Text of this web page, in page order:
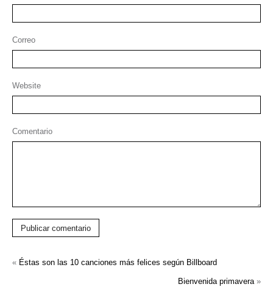
Correo
Website
Comentario
Publicar comentario
« Éstas son las 10 canciones más felices según Billboard
Bienvenida primavera »